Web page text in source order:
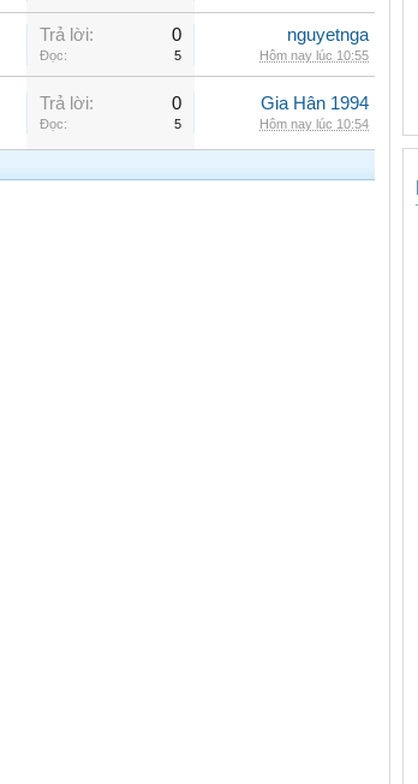
Trả lời: 0
Đọc: 5
nguyetnga
Hôm nay lúc 10:55
Trả lời: 0
Đọc: 5
Gia Hân 1994
Hôm nay lúc 10:54